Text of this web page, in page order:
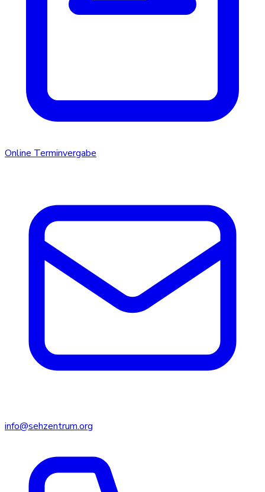
Online Terminvergabe
info@sehzentrum.org